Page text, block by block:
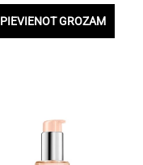
PIEVIENOT GROZAM